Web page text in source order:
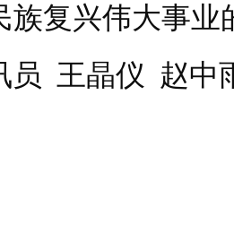
族复兴伟大事业
员 王晶仪 赵中